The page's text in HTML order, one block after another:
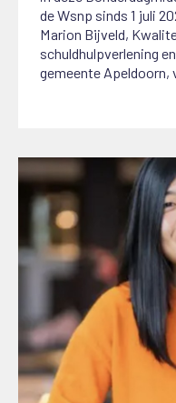
de Wsnp sinds 1 juli
Marion Bijveld,
schuldhulpverlening
gemeente Apeldoorn,